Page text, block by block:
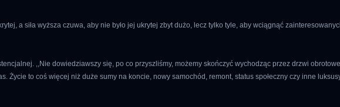
a siła wyższa czuwa, aby nie było jej ukrytej zbyt dużo, lecz tylko tyle, aby wciągnąć
,,Nie dowiedziawszy się, po co przyszliśmy, możemy skończyć wychodząc przez drzwi
Życie to coś więcej niż duże sumy na koncie, nowy samochód, remont, status społeczny czy inne